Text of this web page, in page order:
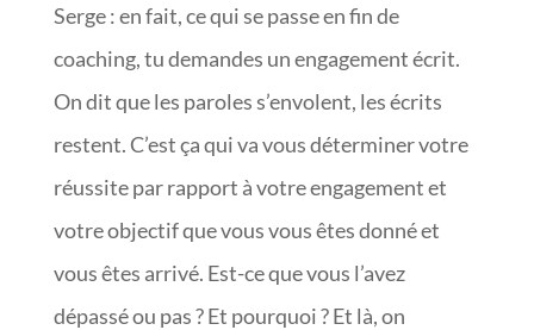
Serge : en fait, ce qui se passe en fin de
coaching, tu demandes un engagement écrit.
On dit que les paroles s’envolent, les écrits
restent. C’est ça qui va vous déterminer votre
réussite par rapport à votre engagement et
votre objectif que vous vous êtes donné et
vous êtes arrivé. Est-ce que vous l’avez
dépassé ou pas ? Et pourquoi ? Et là, on